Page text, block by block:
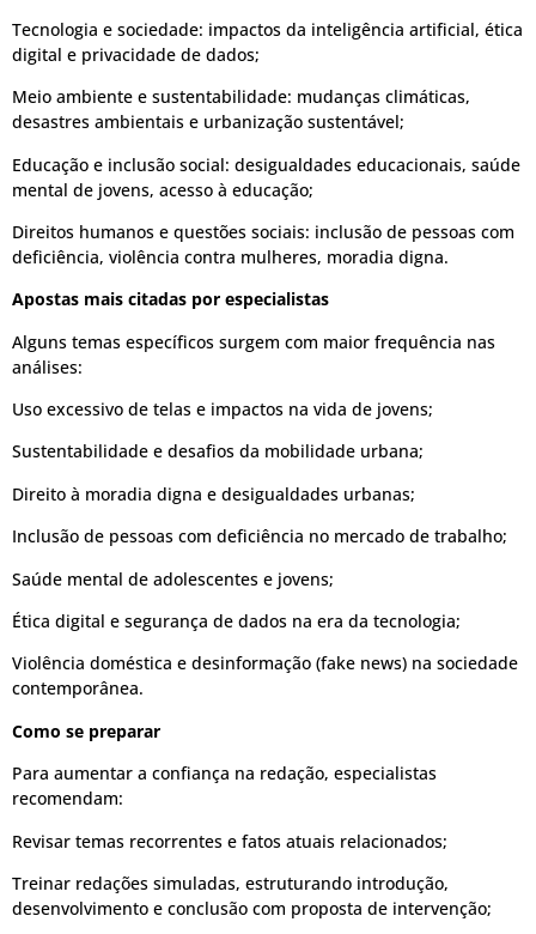
Tecnologia e sociedade: impactos da inteligência artificial, ética
digital e privacidade de dados;
Meio ambiente e sustentabilidade: mudanças climáticas,
desastres ambientais e urbanização sustentável;
Educação e inclusão social: desigualdades educacionais, saúde
mental de jovens, acesso à educação;
Direitos humanos e questões sociais: inclusão de pessoas com
deficiência, violência contra mulheres, moradia digna.
Apostas mais citadas por especialistas
Alguns temas específicos surgem com maior frequência nas
análises:
Uso excessivo de telas e impactos na vida de jovens;
Sustentabilidade e desafios da mobilidade urbana;
Direito à moradia digna e desigualdades urbanas;
Inclusão de pessoas com deficiência no mercado de trabalho;
Saúde mental de adolescentes e jovens;
Ética digital e segurança de dados na era da tecnologia;
Violência doméstica e desinformação (fake news) na sociedade
contemporânea.
Como se preparar
Para aumentar a confiança na redação, especialistas
recomendam:
Revisar temas recorrentes e fatos atuais relacionados;
Treinar redações simuladas, estruturando introdução,
desenvolvimento e conclusão com proposta de intervenção;